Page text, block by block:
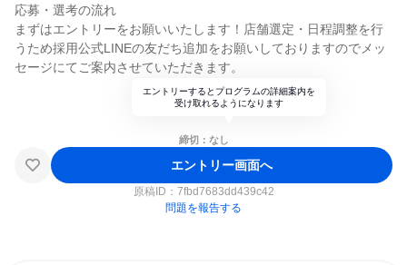
応募・選考の流れ
まずはエントリーをお願いいたします！店舗選定・日程調整を行
うため採用公式LINEの友だち追加をお願いしておりますのでメッ
セージにてご案内させていただきます。
エントリーするとプログラムの詳細案内を
受け取れるようになります
締切：なし
エントリー画面へ
原稿ID： 7fbd7683dd439c42
問題を報告する